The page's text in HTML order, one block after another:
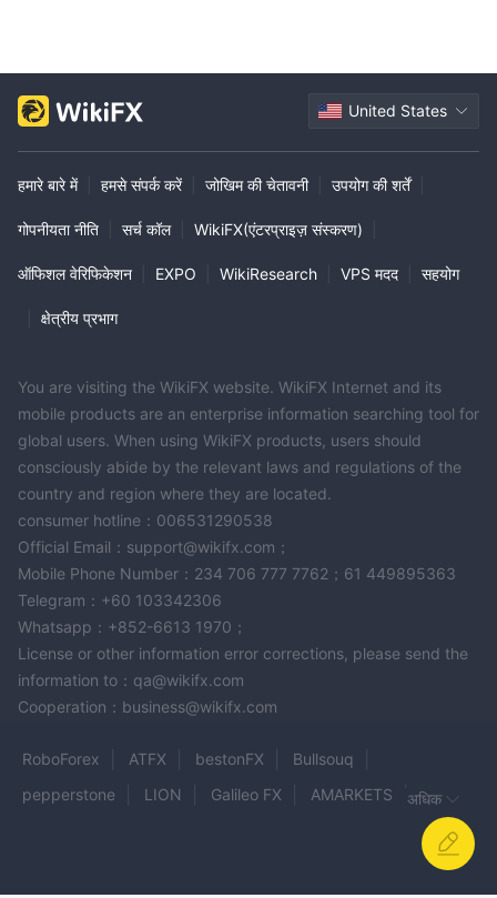
United States
हमारे बारे में हमसे संपर्क करें जोखिम की चेतावनी उपयोग की शर्तें
गोपनीयता नीति सर्च कॉल WikiFX(एंटरप्राइज़ संस्करण)
ऑफिशल वेरिफिकेशन EXPO WikiResearch VPS मदद सहयोग
क्षेत्रीय प्रभाग
You are visiting the WikiFX website. WikiFX Internet and its
mobile products are an enterprise information searching tool for
global users. When using WikiFX products, users should
consciously abide by the relevant laws and regulations of the
country and region where they are located.
consumer hotline：006531290538
Official Email：support@wikifx.com；
Mobile Phone Number：234 706 777 7762；61 449895363
Telegram：+60 103342306
Whatsapp：+852-6613 1970；
License or other information error corrections, please send the
information to：qa@wikifx.com
Cooperation：business@wikifx.com
RoboForex ATFX bestonFX
Bullsouq
pepperstone
LION Galileo FX
AMARKETS
अधिक